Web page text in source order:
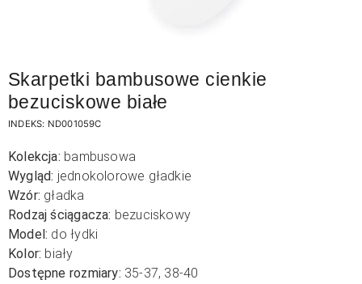
Skarpetki bambusowe cienkie
bezuciskowe białe
INDEKS: ND001059C
Kolekcja: bambusowa
Wygląd: jednokolorowe gładkie
Wzór: gładka
Rodzaj ściągacza: bezuciskowy
Model: do łydki
Kolor: biały
Dostępne rozmiary: 35-37, 38-40